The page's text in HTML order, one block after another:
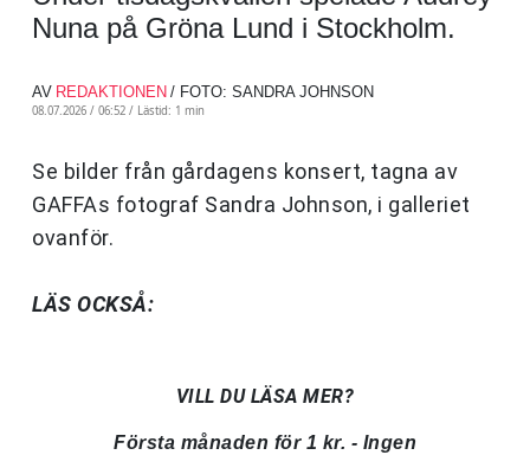
Nuna på Gröna Lund i Stockholm.
AV REDAKTIONEN / FOTO: SANDRA JOHNSON
08.07.2026 / 06:52 / Lästid: 1 min
Se bilder från gårdagens konsert, tagna av
GAFFAs fotograf Sandra Johnson, i galleriet
ovanför.
LÄS OCKSÅ:
VILL DU LÄSA MER?
Första månaden för 1 kr. - Ingen